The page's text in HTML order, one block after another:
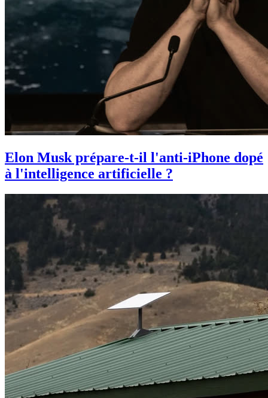
Elon Musk prépare-t-il l'anti-iPhone dopé
à l'intelligence artificielle ?